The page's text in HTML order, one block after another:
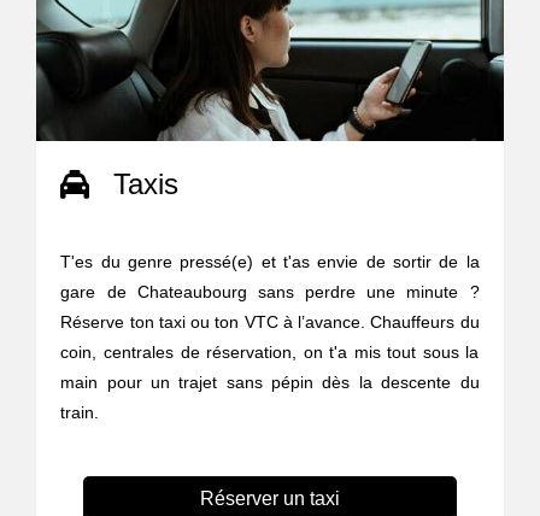
Taxis
T'es du genre pressé(e) et t'as envie de sortir de la
gare de Chateaubourg sans perdre une minute ?
Réserve ton taxi ou ton VTC à l’avance. Chauffeurs du
coin, centrales de réservation, on t'a mis tout sous la
main pour un trajet sans pépin dès la descente du
train.
Réserver un taxi